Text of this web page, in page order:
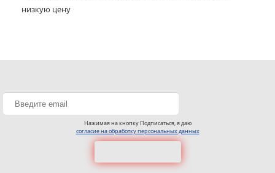
низкую цену
Нажимая на кнопку Подписаться, я даю
согласие на обработку персональных данных